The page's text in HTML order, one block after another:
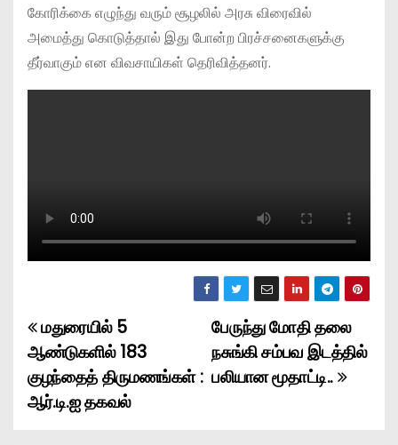
கோரிக்கை எழுந்து வரும் சூழலில் அரசு விரைவில்
அமைத்து கொடுத்தால் இது போன்ற பிரச்சனைகளுக்கு
தீர்வாகும் என விவசாயிகள் தெரிவித்தனர்.
P
o
s
பேருந்து மோதி தலை
நசுங்கி சம்பவ இடத்தில்
பலியான மூதாட்டி..
மதுரையில் 5
ஆண்டுகளில் 183
குழந்தைத் திருமணங்கள் :
ஆர்.டி.ஐ தகவல்